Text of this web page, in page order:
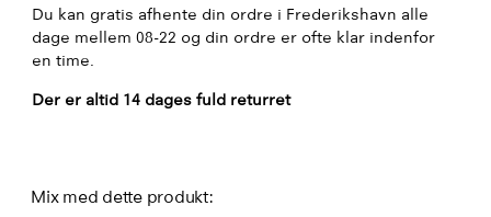
Du kan gratis afhente din ordre i Frederikshavn alle
dage mellem 08-22 og din ordre er ofte klar indenfor
en time.
Der er altid 14 dages fuld returret
Mix med dette produkt: